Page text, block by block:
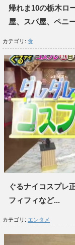
帰れま10の栃木ロ
屋、スパ屋、ペニ
カテゴリ: 食
ぐるナイコスプレ
フィフィなど...
カテゴリ: エンタメ